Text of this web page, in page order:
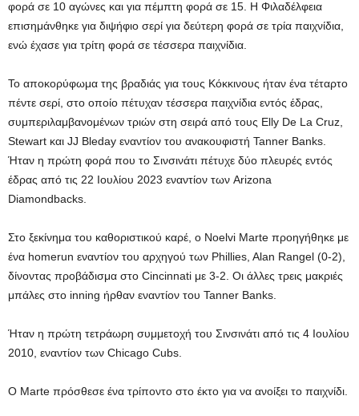
φορά σε 10 αγώνες και για πέμπτη φορά σε 15. Η Φιλαδέλφεια
επισημάνθηκε για διψήφιο σερί για δεύτερη φορά σε τρία παιχνίδια,
ενώ έχασε για τρίτη φορά σε τέσσερα παιχνίδια.
Το αποκορύφωμα της βραδιάς για τους Κόκκινους ήταν ένα τέταρτο
πέντε σερί, στο οποίο πέτυχαν τέσσερα παιχνίδια εντός έδρας,
συμπεριλαμβανομένων τριών στη σειρά από τους Elly De La Cruz,
Stewart και JJ Bleday εναντίον του ανακουφιστή Tanner Banks.
Ήταν η πρώτη φορά που το Σινσινάτι πέτυχε δύο πλευρές εντός
έδρας από τις 22 Ιουλίου 2023 εναντίον των Arizona
Diamondbacks.
Στο ξεκίνημα του καθοριστικού καρέ, ο Noelvi Marte προηγήθηκε με
ένα homerun εναντίον του αρχηγού των Phillies, Alan Rangel (0-2),
δίνοντας προβάδισμα στο Cincinnati με 3-2. Οι άλλες τρεις μακριές
μπάλες στο inning ήρθαν εναντίον του Tanner Banks.
Ήταν η πρώτη τετράωρη συμμετοχή του Σινσινάτι από τις 4 Ιουλίου
2010, εναντίον των Chicago Cubs.
Ο Marte πρόσθεσε ένα τρίποντο στο έκτο για να ανοίξει το παιχνίδι.